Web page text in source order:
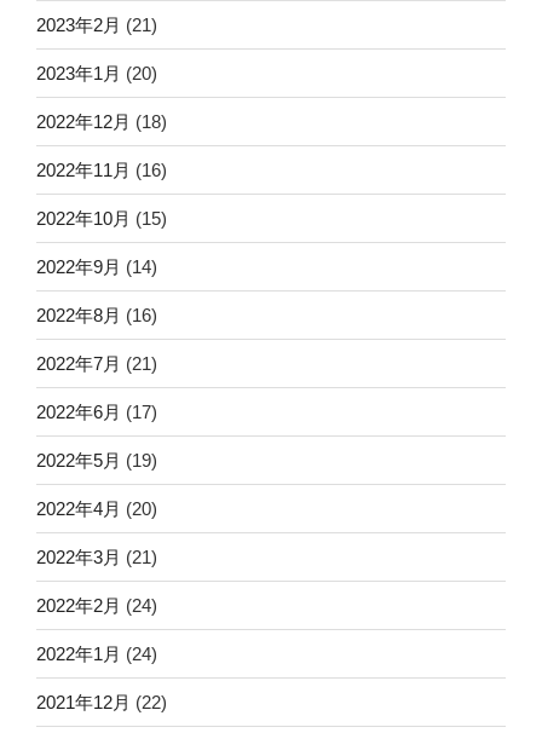
2023年2月 (21)
2023年1月 (20)
2022年12月 (18)
2022年11月 (16)
2022年10月 (15)
2022年9月 (14)
2022年8月 (16)
2022年7月 (21)
2022年6月 (17)
2022年5月 (19)
2022年4月 (20)
2022年3月 (21)
2022年2月 (24)
2022年1月 (24)
2021年12月 (22)